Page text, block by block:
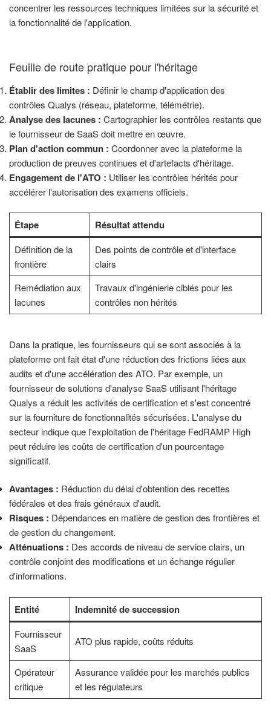
concentrer les ressources techniques limitées sur la sécurité et
la fonctionnalité de l'application.
Feuille de route pratique pour l'héritage
Établir des limites : Définir le champ d'application des
contrôles Qualys (réseau, plateforme, télémétrie).
Analyse des lacunes : Cartographier les contrôles restants que
le fournisseur de SaaS doit mettre en œuvre.
Plan d'action commun : Coordonner avec la plateforme la
production de preuves continues et d'artefacts d'héritage.
Engagement de l'ATO : Utiliser les contrôles hérités pour
accélérer l'autorisation des examens officiels.
Étape Résultat attendu
Définition de la
frontière
Des points de contrôle et d'interface
clairs
Remédiation aux
lacunes
Travaux d'ingénierie ciblés pour les
contrôles non hérités
Dans la pratique, les fournisseurs qui se sont associés à la
plateforme ont fait état d'une réduction des frictions liées aux
audits et d'une accélération des ATO. Par exemple, un
fournisseur de solutions d'analyse SaaS utilisant l'héritage
Qualys a réduit les activités de certification et s'est concentré
sur la fourniture de fonctionnalités sécurisées. L'analyse du
secteur indique que l'exploitation de l'héritage FedRAMP High
peut réduire les coûts de certification d'un pourcentage
significatif.
Avantages : Réduction du délai d'obtention des recettes
fédérales et des frais généraux d'audit.
Risques : Dépendances en matière de gestion des frontières et
de gestion du changement.
Atténuations : Des accords de niveau de service clairs, un
contrôle conjoint des modifications et un échange régulier
d'informations.
Entité Indemnité de succession
Fournisseur
SaaS
ATO plus rapide, coûts réduits
Opérateur
critique
Assurance validée pour les marchés publics
et les régulateurs